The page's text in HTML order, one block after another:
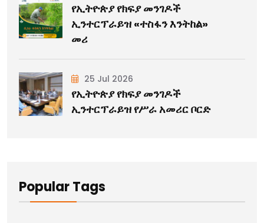
የኢትዮጵያ የክፍያ መንገዶች
ኢንተርፕራይዝ «ተስፋን እንትከል»
መሪ
25 Jul 2026
የኢትዮጵያ የክፍያ መንገዶች
ኢንተርፕራይዝ የሥራ አመሪር ቦርድ
Popular Tags